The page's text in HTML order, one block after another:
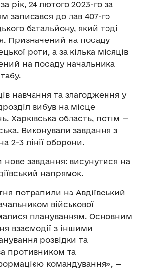
рік, 24 лютого 2023-го за
записався до лав 407-го
батальйону, який тоді
Призначений на посаду
роти, а за кілька місяців
на посаду начальника
навчання та злагодження у
вибув на місце
Харківська область, потім —
Виконували завдання з
2-3 лінії оборони.
завдання: висунутися на
напрямок.
потрапили на Авдіївський
військової
плануванням. Основним
взаємодії з іншими
розвідки та
противником та
командування», —